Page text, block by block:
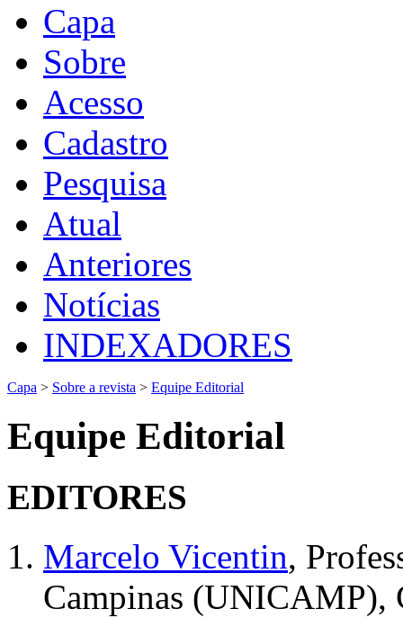
Capa
Sobre
Acesso
Cadastro
Pesquisa
Atual
Anteriores
Notícias
INDEXADORES
Capa > Sobre a revista > Equipe Editorial
Equipe Editorial
EDITORES
Marcelo Vicentin,
Campinas (UNICAMP),